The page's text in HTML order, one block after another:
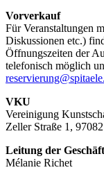
Vorverkauf
Für Veranstaltungen
Diskussionen etc.)
Öffnungszeiten der
telefonisch möglich
VKU
Vereinigung
Zeller Straße 1,
Leitung der
Mélanie Richet